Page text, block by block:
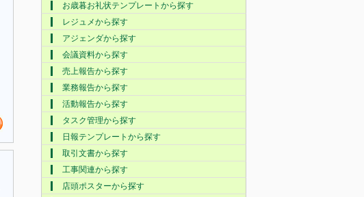
お歳暮お礼状テンプレートから探す
レジュメから探す
アジェンダから探す
会議資料から探す
売上報告から探す
業務報告から探す
活動報告から探す
タスク管理から探す
日報テンプレートから探す
取引文書から探す
工事関連から探す
店頭ポスターから探す